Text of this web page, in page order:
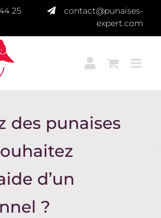
25
contact@punaises-
expert.com
des punaises
d’un
?